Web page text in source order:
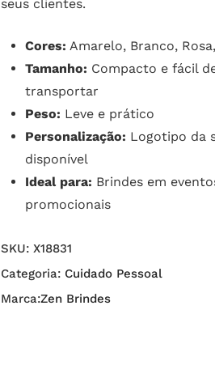
seus clientes.
Cores: Amarelo, Branco,
Tamanho: Compacto e fácil
transportar
Peso: Leve e prático
Personalização: Logotipo da
disponível
Ideal para: Brindes em
promocionais
SKU: X18831
Categoria: Cuidado Pessoal
Marca:Zen Brindes